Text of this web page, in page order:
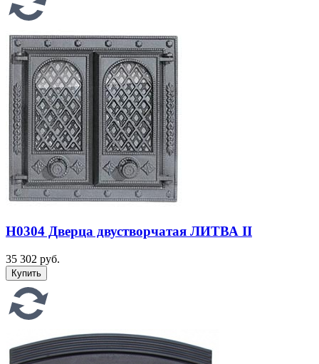
H0304 Дверца двустворчатая ЛИТВА II
35 302 руб.